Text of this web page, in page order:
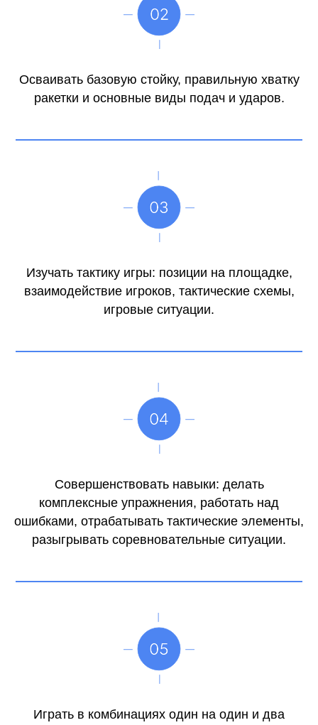
Осваивать базовую стойку, правильную хватку
ракетки и основные виды подач и ударов.
Изучать тактику игры: позиции на площадке,
взаимодействие игроков, тактические схемы,
игровые ситуации.
Совершенствовать навыки: делать
комплексные упражнения, работать над
ошибками, отрабатывать тактические элементы,
разыгрывать соревновательные ситуации.
Играть в комбинациях один на один и два